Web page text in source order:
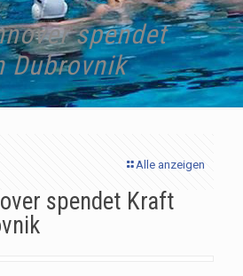
spendet
Dubrovnik
Alle anzeigen
spendet Kraft